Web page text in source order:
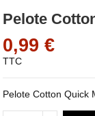
Pelote
0,99 €
TTC
Pelote Cotton Quick